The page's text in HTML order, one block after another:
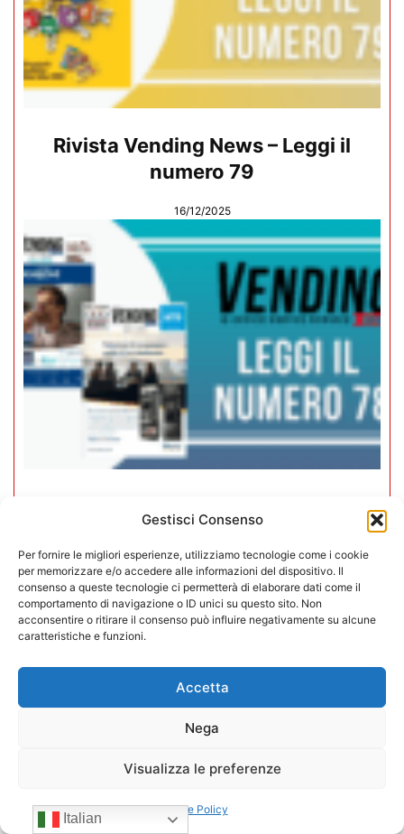
Gestisci Consenso
Per fornire le migliori esperienze, utilizziamo tecnologie come i cookie
per memorizzare e/o accedere alle informazioni del dispositivo. Il
consenso a queste tecnologie ci permetterà di elaborare dati come il
comportamento di navigazione o ID unici su questo sito. Non
acconsentire o ritirare il consenso può influire negativamente su alcune
caratteristiche e funzioni.
Accetta
Nega
Visualizza le preferenze
Cookie Policy
Rivista Vending News – Leggi il
numero 79
16/12/2025
numero 78 – Speciale Host 2025
06/10/2025
Italian